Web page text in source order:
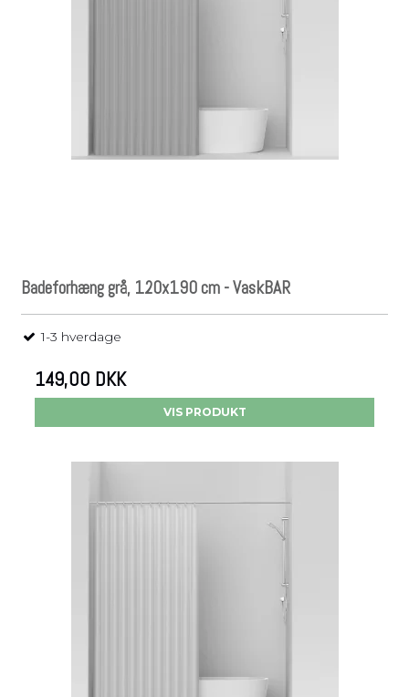
Badeforhæng grå, 120x190 cm - VaskBAR
1-3 hverdage
149,00 DKK
VIS PRODUKT